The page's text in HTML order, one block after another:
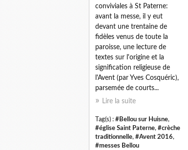
conviviales à St Paterne:
avant la messe, il y eut
devant une trentaine de
fidèles venus de toute la
paroisse, une lecture de
textes sur l'origine et la
signification religieuse de
l'Avent (par Yves Cosquéric),
parsemée de courts...
Lire la suite
Tag(s) : #Bellou sur Huisne,
#église Saint Paterne, #crèche
traditionnelle, #Avent 2016,
#messes Bellou